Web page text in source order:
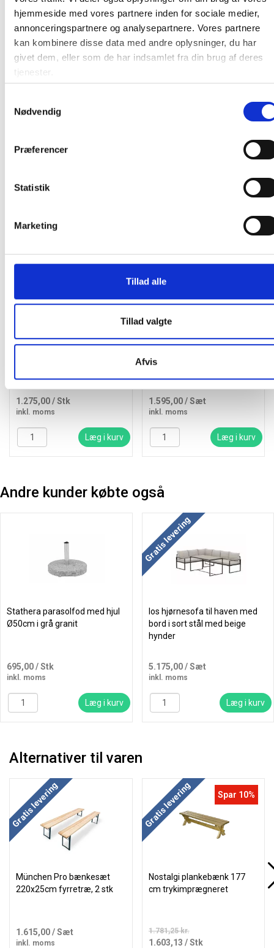
hjemmeside med vores partnere inden for sociale medier,
annonceringspartnere og analysepartnere. Vores partnere
kan kombinere disse data med andre oplysninger, du har
givet dem, eller som de har indsamlet fra din brug af deres
tjenester.
Nødvendig
Præferencer
Statistik
Marketing
Tillad alle
Tillad valgte
Afvis
Trallebænk Rustik Design med hylde
218×49 cm drivtømmerfarve
Andre kunder købte også
Gratis levering
Cerox parasol uden
1.275,00/ Stk
inkl. moms
Læg i kurv
Gratis levering
Mykonos havemøbelsæt
med to loungestole og bord
1.595,00/ Sæt
inkl. moms
Læg i kurv
Andre kunder købte også
Stathera parasolfod med hjul
Ø50cm i grå granit
695,00/ Stk
inkl. moms
Læg i kurv
Gratis levering
Ios hjørnesofa til haven med
bord i sort stål med beige
hynder
5.175,00/ Sæt
inkl. moms
Læg i kurv
Alternativer til varen
Køb mere og spar
Gratis levering
München Pro bænkesæt
220x25cm fyrretræ, 2 stk
1.615,00/ Sæt
inkl. moms
Gratis levering Spar 10%
Nostalgi plankebænk 177
cm trykimprægneret
1.781,25 kr.
1.603,13 / Stk